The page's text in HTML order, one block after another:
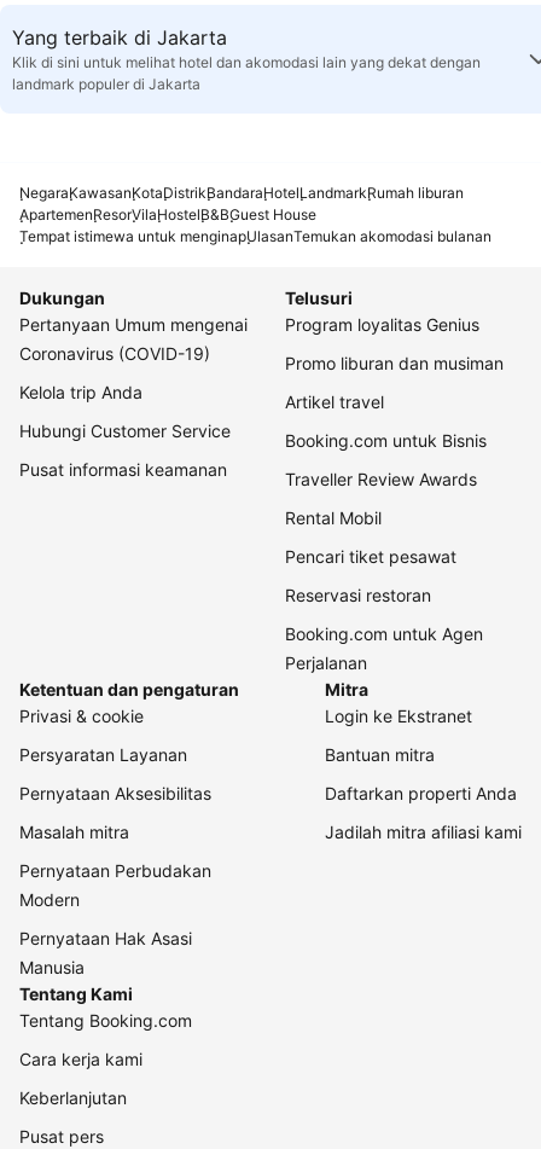
Yang terbaik di Jakarta
Klik di sini untuk melihat hotel dan akomodasi lain yang dekat dengan
landmark populer di Jakarta
NegaraKawasanKotaDistrikBandaraHotelLandmarkRumah liburan
ApartemenResorVilaHostelB&BGuest House
Tempat istimewa untuk menginapUlasanTemukan akomodasi bulanan
Dukungan
Pertanyaan Umum mengenai
Coronavirus (COVID-19)
Kelola trip Anda
Hubungi Customer Service
Pusat informasi keamanan
Telusuri
Program loyalitas Genius
Promo liburan dan musiman
Artikel travel
Booking.com untuk Bisnis
Traveller Review Awards
Rental Mobil
Pencari tiket pesawat
Reservasi restoran
Booking.com untuk Agen
Perjalanan
Ketentuan dan pengaturan
Privasi & cookie
Persyaratan Layanan
Pernyataan Aksesibilitas
Masalah mitra
Pernyataan Perbudakan
Modern
Pernyataan Hak Asasi
Manusia
Mitra
Login ke Ekstranet
Bantuan mitra
Daftarkan properti Anda
Jadilah mitra afiliasi kami
Tentang Kami
Tentang Booking.com
Cara kerja kami
Keberlanjutan
Pusat pers